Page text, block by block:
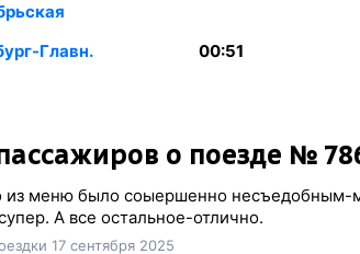
Главн.
00:51
о поезде №
из меню было соыершенно несъедобным-
А все остальное-отлично.
17 сентября 2025